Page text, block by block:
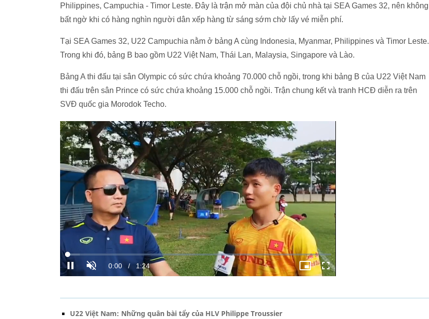
Philippines, Campuchia - Timor Leste. Đây là trận mở màn của đội chủ nhà tại SEA Games 32, nên không
bất ngờ khi có hàng nghìn người dân xếp hàng từ sáng sớm chờ lấy vé miễn phí.
Tại SEA Games 32, U22 Campuchia nằm ở bảng A cùng Indonesia, Myanmar, Philippines và Timor Leste.
Trong khi đó, bảng B bao gồm U22 Việt Nam, Thái Lan, Malaysia, Singapore và Lào.
Bảng A thi đấu tại sân Olympic có sức chứa khoảng 70.000 chỗ ngồi, trong khi bảng B của U22 Việt Nam
thi đấu trên sân Prince có sức chứa khoảng 15.000 chỗ ngồi. Trận chung kết và tranh HCĐ diễn ra trên
SVĐ quốc gia Morodok Techo.
U22 Việt Nam: Những quân bài tẩy của HLV Philippe Troussier